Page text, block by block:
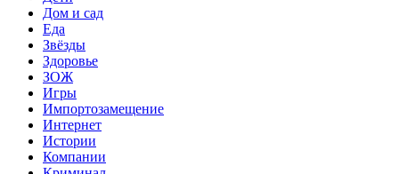
Дом и сад
Еда
Звёзды
Здоровье
ЗОЖ
Игры
Импортозамещение
Интернет
Истории
Компании